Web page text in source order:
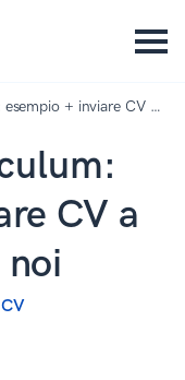
+ inviare CV a
CV a